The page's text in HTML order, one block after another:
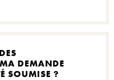
DEMANDE
SOUMISE ?